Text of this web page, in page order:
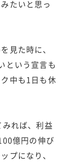
たいと思っ
見た時に、
という宣言も
中も1日も休
れば、利益
億円の伸び
プになり、